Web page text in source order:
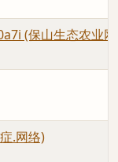
(保山生态农业
.网络)